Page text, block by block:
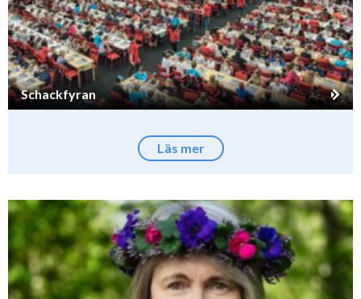
Schackfyran
Läs mer